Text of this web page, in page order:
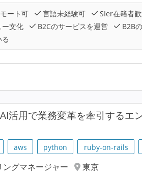
ート可 言語未経験可
SIer在籍者
文化 B2Cのサービスを運営
B2B
活用で業務変革を牽引するエ
aws python ruby-on-rails
ングマネージャー
東京